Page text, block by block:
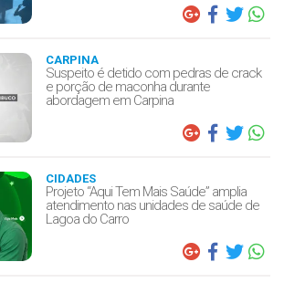
CARPINA
Suspeito é detido com pedras de crack
e porção de maconha durante
abordagem em Carpina
CIDADES
Projeto “Aqui Tem Mais Saúde” amplia
atendimento nas unidades de saúde de
Lagoa do Carro